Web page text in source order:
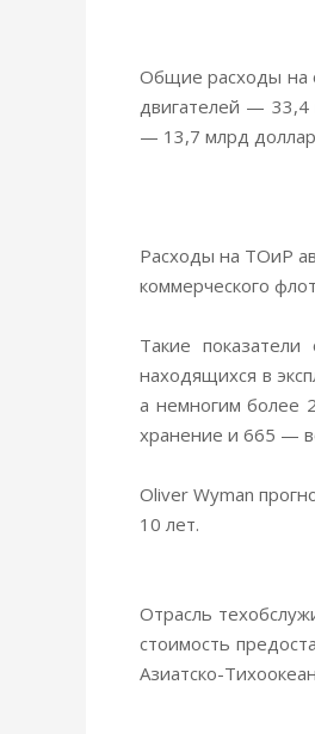
Общие расходы на
двигателей —
— 13,7 млрд
Расходы на ТОиР
коммерческого
Такие
находящихся в
а немногим более
хранение и 665 —
Oliver Wyman
10 лет.
Отрасль
стоимость
Азиатско-